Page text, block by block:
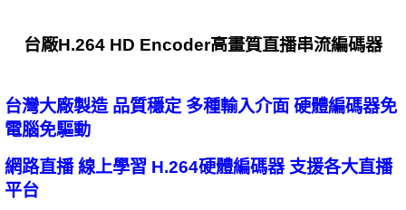
台廠H.264 HD Encoder高畫質直播串流編碼器
台灣大廠製造 品質穩定 多種輸入介面 硬體編碼器免
電腦免驅動
網路直播 線上學習 H.264硬體編碼器 支援各大直播
平台